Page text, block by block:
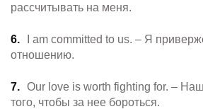
рассчитывать на меня.
I am committed to us. – Я
отношению.
Our love is worth fighting for. –
того, чтобы за нее бороться.